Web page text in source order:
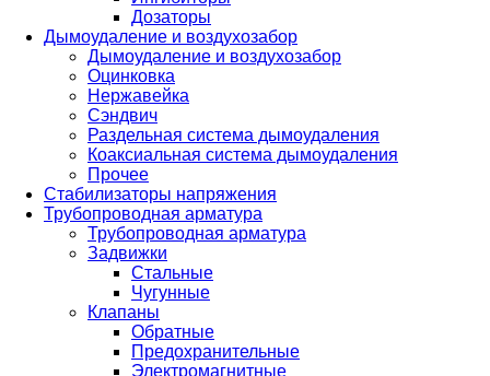
Дозаторы
Дымоудаление и воздухозабор
Дымоудаление и воздухозабор
Оцинковка
Нержавейка
Сэндвич
Раздельная система дымоудаления
Коаксиальная система дымоудаления
Прочее
Стабилизаторы напряжения
Трубопроводная арматура
Трубопроводная арматура
Задвижки
Стальные
Чугунные
Клапаны
Обратные
Предохранительные
Электромагнитные